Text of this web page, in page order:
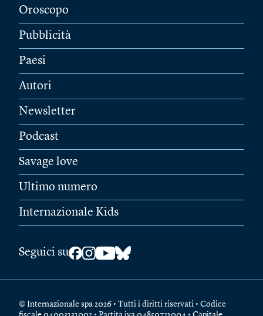
Oroscopo
Pubblicità
Paesi
Autori
Newsletter
Podcast
Savage love
Ultimo numero
Internazionale Kids
Seguici su
© Internazionale spa 2026 • Tutti i diritti riservati • Codice